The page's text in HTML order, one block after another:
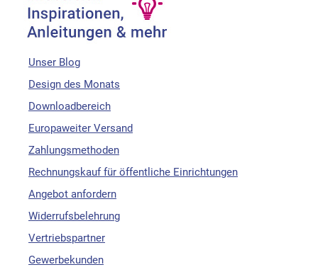
Unser Blog
Design des Monats
Downloadbereich
Europaweiter Versand
Zahlungsmethoden
Rechnungskauf für öffentliche Einrichtungen
Angebot anfordern
Widerrufsbelehrung
Vertriebspartner
Gewerbekunden